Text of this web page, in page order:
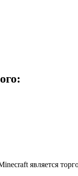
является